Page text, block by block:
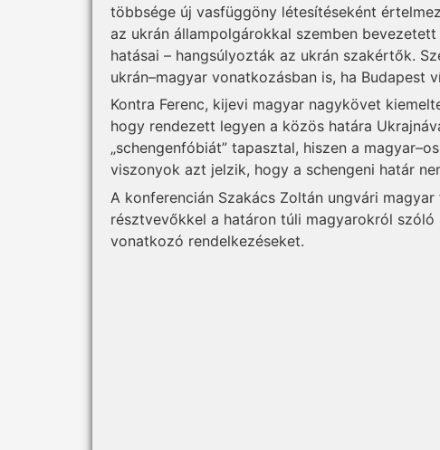
többsége új vasfüggöny létesítéseként
az ukrán állampolgá­rokkal szemben
hatásai – hangsúlyozták az ukrán szakértők.
ukrán–magyar vonatkozásban is, ha Budapest
Kontra Ferenc, kijevi magyar nagykövet
hogy rendezett legyen a közös határa
„schengenfóbiát” tapasztal, hiszen a
viszonyok azt jelzik, hogy a schengeni határ
A konferencián Szakács Zoltán ungvári
résztvevőkkel a határon túli magyarokról
vonatkozó rendelkezéseket.